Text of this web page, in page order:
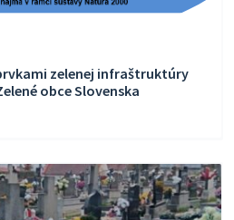
zelenej infraštruktúry
obce Slovenska